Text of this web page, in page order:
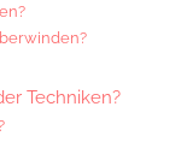
Techniken?